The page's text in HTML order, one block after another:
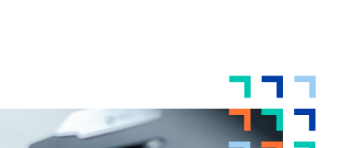
ist es, jungen Menschen den Zugang zu hochwertigen
und ihre Begeisterung für Wissenschaft,
Mathematik zu fördern. Durch die Teilnahme an